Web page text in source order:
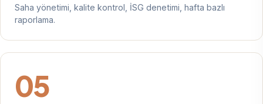
Saha yönetimi, kalite kontrol, İSG denetimi, hafta bazlı
raporlama.
05